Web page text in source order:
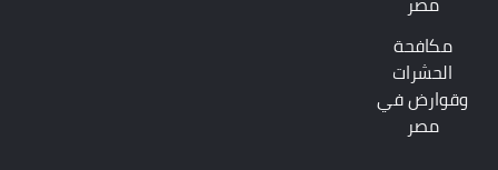
مكافحة
الحشرات
وقوارض في
مصر